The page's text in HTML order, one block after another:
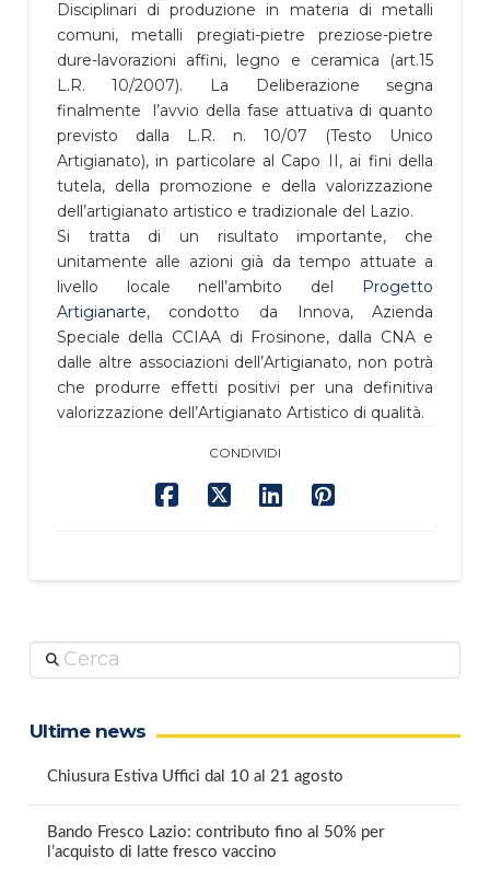
Disciplinari di produzione in materia di metalli
comuni, metalli pregiati-pietre preziose-pietre
dure-lavorazioni affini, legno e ceramica (art.15
L.R. 10/2007).
La Deliberazione segna
finalmente l’avvio della fase attuativa di quanto
previsto dalla L.R. n. 10/07 (Testo Unico
Artigianato), in particolare al Capo II, ai fini della
tutela, della promozione e della valorizzazione
dell’artigianato artistico e tradizionale del Lazio.
Si tratta di un risultato importante, che
unitamente alle azioni già da tempo attuate a
livello locale nell’ambito del
Progetto
Artigianarte, condotto da Innova, Azienda
Speciale della CCIAA di Frosinone, dalla CNA e
dalle altre associazioni dell’Artigianato, non potrà
che produrre effetti positivi per una definitiva
valorizzazione dell’Artigianato Artistico di qualità.
CONDIVIDI
Cerca
Ultime news
Chiusura Estiva Uffici dal 10 al 21 agosto
Bando Fresco Lazio: contributo fino al 50% per
l’acquisto di latte fresco vaccino